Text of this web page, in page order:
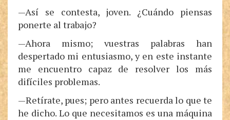
—Así se contesta, joven. ¿Cuándo piensas
ponerte al trabajo?
—Ahora mismo; vuestras palabras han
despertado mi entusiasmo, y en este instante
me encuentro capaz de resolver los más
difíciles problemas.
—Retírate, pues; pero antes recuerda lo que te
he dicho. Lo que necesitamos es una máquina